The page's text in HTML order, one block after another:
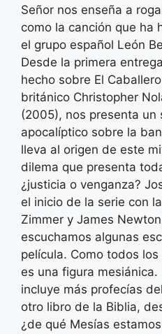
Señor nos enseña a
como la canción que ha
el grupo español León
Desde la primera
hecho sobre El
británico Christopher
(2005), nos presenta un
apocalíptico sobre la
lleva al origen de este
dilema que presenta
¿justicia o venganza?
el inicio de la serie con
Zimmer y James
escuchamos algunas
película. Como todos
es una figura
incluye más profecías
otro libro de la Biblia,
¿de qué Mesías